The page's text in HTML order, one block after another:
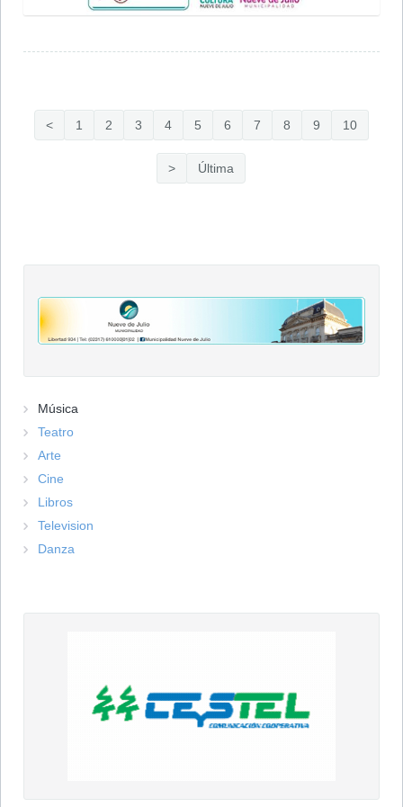
< 1 2 3 4 5 6 7 8 9 10
> Última
Música
Teatro
Arte
Cine
Libros
Television
Danza